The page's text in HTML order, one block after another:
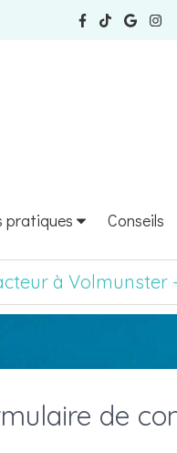
pratiques Conseils
à Volmunster
de